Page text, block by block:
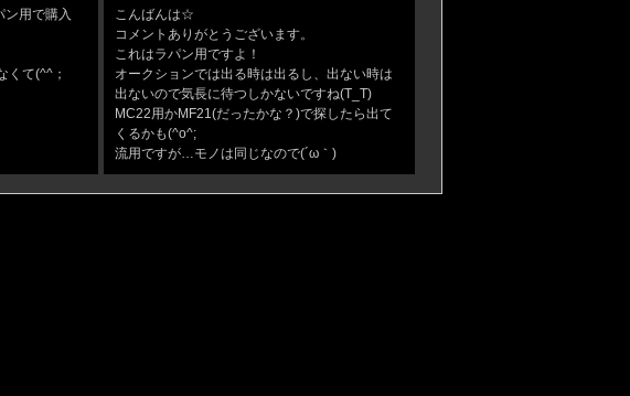
ン用で購入
くて(^^；
こんばんは☆
コメントありがとうございます。
これはラパン用ですよ！
オークションでは出る時は出るし、出ない時は
出ないので気長に待つしかないですね(T_T)
MC22用かMF21(だったかな？)で探したら出て
くるかも(^o^;
流用ですが…モノは同じなので(´ω｀)